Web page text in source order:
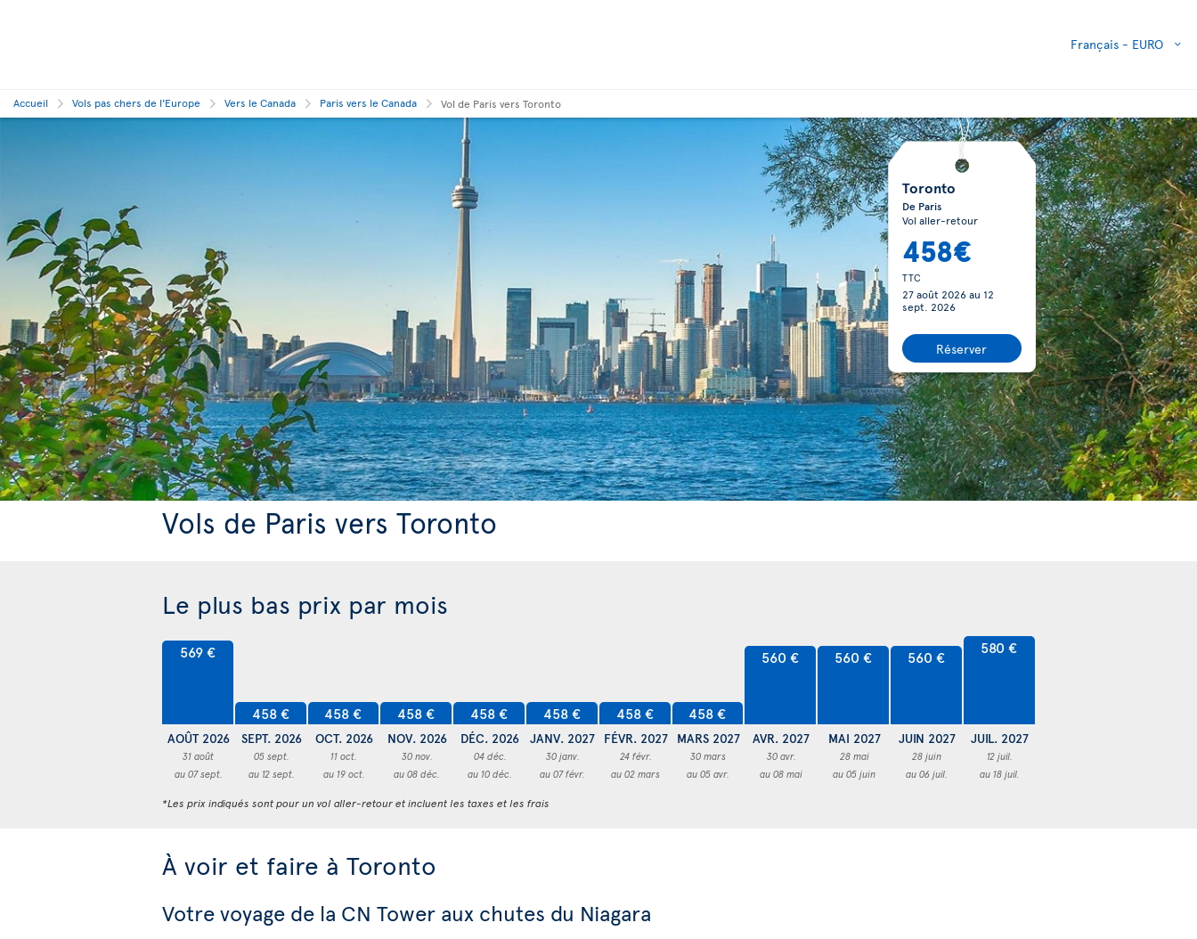
Français - EURO
Accueil Vols pas chers de l'Europe Vers le Canada Paris vers le Canada Vol de Paris vers Toronto
Toronto
De Paris
Vol aller-retour
458€
TTC
27 août 2026au 12
sept. 2026
Réserver
Vols de Paris vers Toronto
Le plus bas prix par mois
569 €
AOÛT 2026
31 août
au 07 sept.
458 €
SEPT. 2026
05 sept.
au 12 sept.
458 €
OCT. 2026
11 oct.
au 19 oct.
458 €
NOV. 2026
30 nov.
au 08 déc.
458 €
DÉC. 2026
04 déc.
au 10 déc.
458 €
JANV. 2027
30 janv.
au 07 févr.
458 €
FÉVR. 2027
24 févr.
au 02 mars
458 €
MARS 2027
30 mars
au 05 avr.
560 €
AVR. 2027
30 avr.
au 08 mai
560 €
MAI 2027
28 mai
au 05 juin
560 €
JUIN 2027
28 juin
au 06 juil.
580 €
JUIL. 2027
12 juil.
au 18 juil.
*Les prix indiqués sont pour un vol aller-retour et incluent les taxes et les frais
À voir et faire à Toronto
Votre voyage de la CN Tower aux chutes du Niagara